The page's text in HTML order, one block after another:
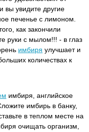
вы увидите другие
печенье с лимоном.
как закончили
руки с мылом!!! - в глаз
имбиря улучшает и
количествах к
имбиря, английское
имбирь в банку,
в теплом месте на
очищать организм,